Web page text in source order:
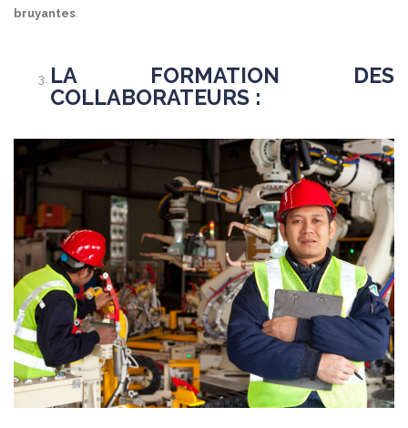
bruyantes
LA FORMATION DES
COLLABORATEURS :